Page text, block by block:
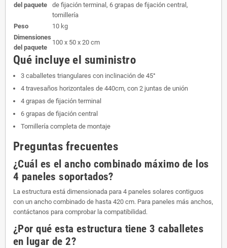
del paquete
de fijación terminal, 6 grapas de fijación central,
tornillería
Peso
10 kg
Dimensiones
del paquete
100 x 50 x 20 cm
Qué incluye el suministro
3 caballetes triangulares con inclinación de 45°
4 travesaños horizontales de 440cm, con 2 juntas de unión
4 grapas de fijación terminal
6 grapas de fijación central
Tornillería completa de montaje
Preguntas frecuentes
¿Cuál es el ancho combinado máximo de los
4 paneles soportados?
La estructura está dimensionada para 4 paneles solares contiguos
con un ancho combinado de hasta 420 cm. Para paneles más anchos,
contáctanos para comprobar la compatibilidad.
¿Por qué esta estructura tiene 3 caballetes
en lugar de 2?